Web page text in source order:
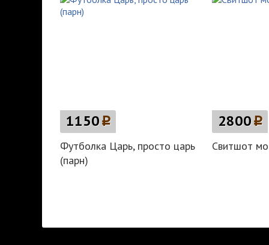
1150p
Футболка Царь, просто царь
(парн)
2800p
Свитшот